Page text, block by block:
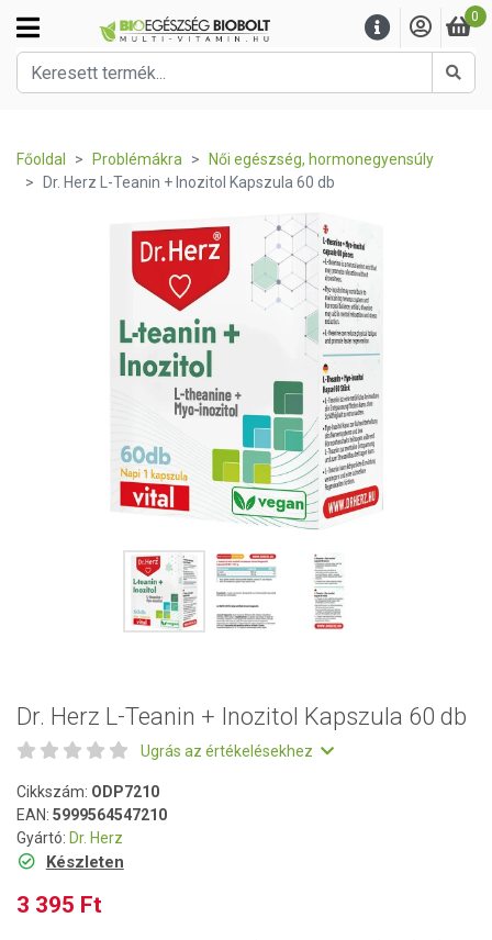
0
Főoldal Problémákra
Női egészség, hormonegyensúly
Dr. Herz L-Teanin + Inozitol Kapszula 60 db
Dr. Herz L-Teanin + Inozitol Kapszula 60 db
Ugrás az értékelésekhez
Cikkszám: ODP7210
EAN: 5999564547210
Gyártó: Dr. Herz
Készleten
3 395 Ft